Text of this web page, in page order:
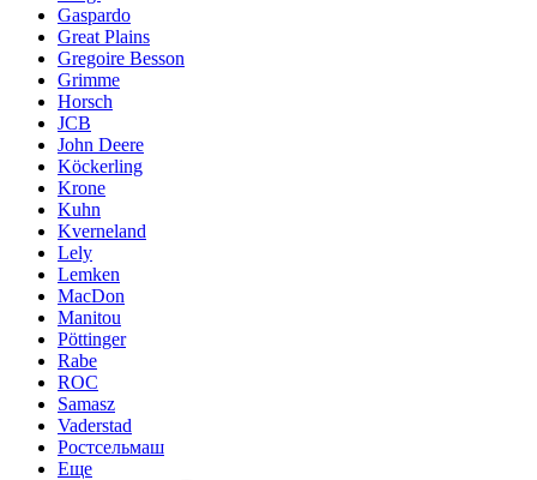
Gaspardo
Great Plains
Gregoire Besson
Grimme
Horsch
JCB
John Deere
Köckerling
Krone
Kuhn
Kverneland
Lely
Lemken
MacDon
Manitou
Pöttinger
Rabe
ROC
Samasz
Vaderstad
Ростсельмаш
Еще